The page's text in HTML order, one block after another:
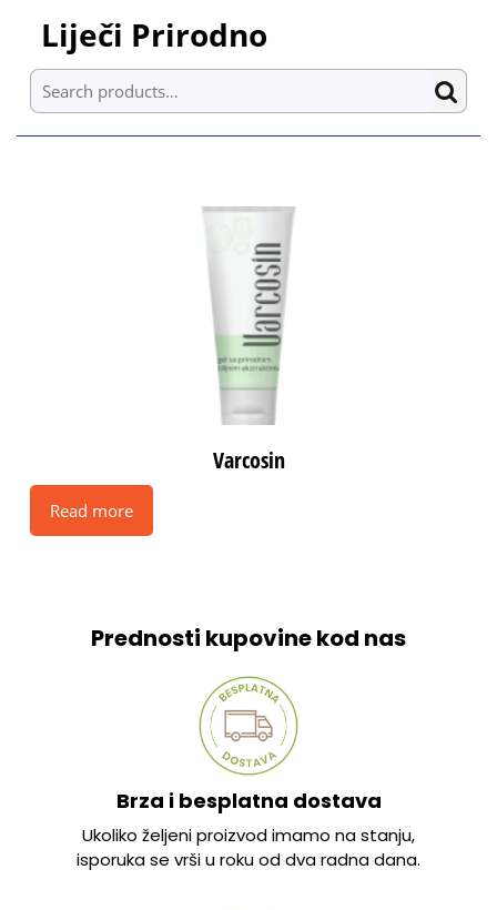
content
Skip
content
Liječi Prirodno
Search for:
Varcosin
Read more
Prednosti kupovine kod nas
Brza i besplatna dostava
Ukoliko željeni proizvod imamo na stanju,
isporuka se vrši u roku od dva radna dana.